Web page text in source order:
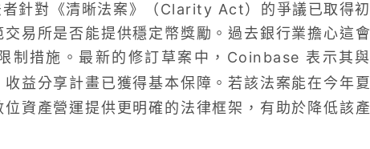
針對《清晰法案》（Clarity Act）的爭議已取得初
易所是否能提供穩定幣獎勵。過去銀行業擔心這會
制措施。最新的修訂草案中，Coinbase 表示其與
收益分享計畫已獲得基本保障。若該法案能在今年夏
資產營運提供更明確的法律框架，有助於降低該產